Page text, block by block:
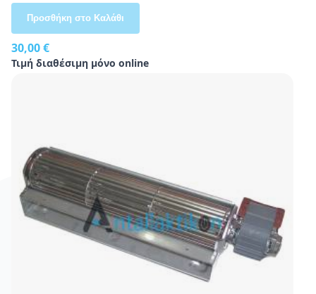
30,00 €
Τιμή διαθέσιμη μόνο online
Προσθήκη στο Καλάθι